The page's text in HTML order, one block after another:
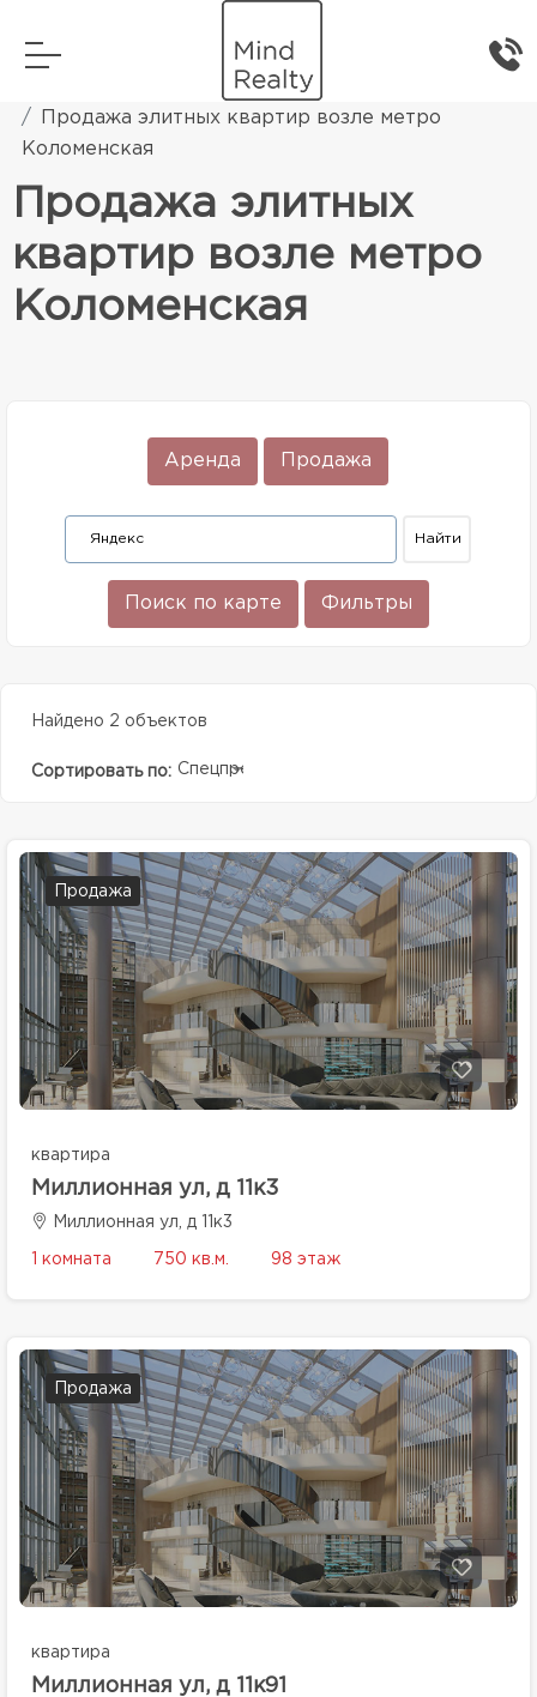
Элитная жилая недвижимость
Продажа элитных квартир возле метро
Коломенская
Продажа элитных
квартир возле метро
Коломенская
Аренда Продажа
Поиск по карте Фильтры
Найдено 2 объектов
Сортировать по: Спецпредолжение
Продажа
квартира
Миллионная ул, д 11к3
Миллионная ул, д 11к3
1 комната 750 кв.м. 98 этаж
Продажа
квартира
Миллионная ул, д 11к91